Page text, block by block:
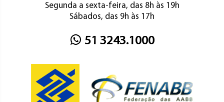
Segunda a sexta-feira, das 8h às 19h
Sábados, das 9h às 17h
51 3243.1000